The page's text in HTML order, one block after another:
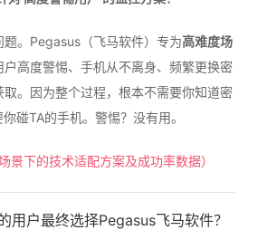
。Pegasus（飞马软件）专为高难度场
高度警惕、手机从不离身、频繁更换密
。因为整个过程，根本不需要你知道密
碰TA的手机。警惕？没有用。
景下的技术适配方案及成功率数据）
用户最终选择Pegasus飞马软件？